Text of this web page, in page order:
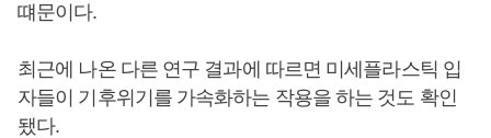
떄문이다.
최근에 나온 다른 연구 결과에 따르면 미세플라스틱 입
자들이 기후위기를 가속화하는 작용을 하는 것도 확인
됐다.